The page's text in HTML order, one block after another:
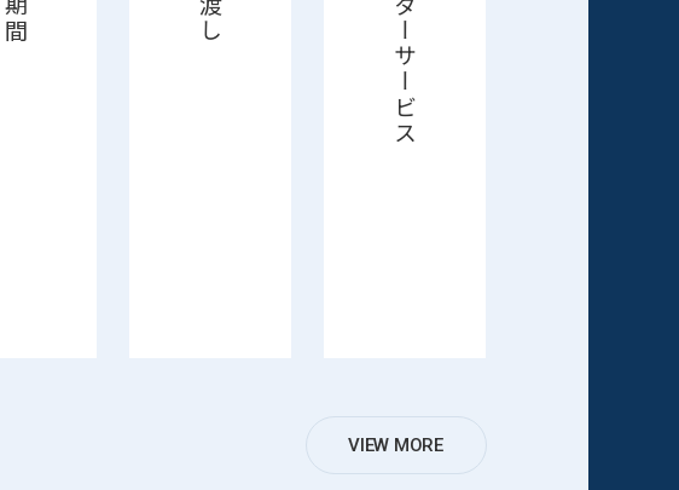
アフターサービス
VIEW MORE